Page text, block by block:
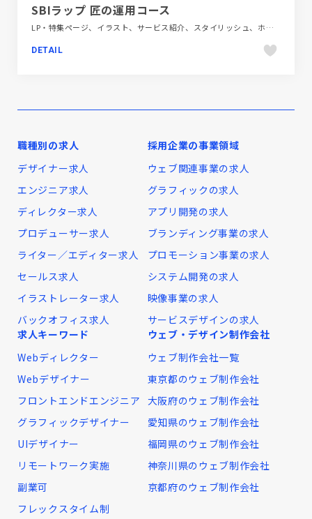
SBIラップ 匠の運用コース
LP・特集ページ、イラスト、サービス紹介、スタイリッシュ、ホワイト系、レッド系、大きめ写真、金融・法律・人材・専門職
DETAIL
職種別の求人
デザイナー求人
エンジニア求人
ディレクター求人
プロデューサー求人
ライター／エディター求人
セールス求人
イラストレーター求人
バックオフィス求人
採用企業の事業領域
ウェブ関連事業の求人
グラフィックの求人
アプリ開発の求人
ブランディング事業の求人
プロモーション事業の求人
システム開発の求人
映像事業の求人
サービスデザインの求人
求人キーワード
Webディレクター
Webデザイナー
フロントエンドエンジニア
グラフィックデザイナー
UIデザイナー
リモートワーク実施
副業可
フレックスタイム制
ウェブ・デザイン制作会社
ウェブ制作会社一覧
東京都のウェブ制作会社
大阪府のウェブ制作会社
愛知県のウェブ制作会社
福岡県のウェブ制作会社
神奈川県のウェブ制作会社
京都府のウェブ制作会社